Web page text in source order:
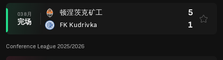
03 8月
完场
顿涅茨克矿工
FK Kudrivka
5
1
Conference League 2025/2026